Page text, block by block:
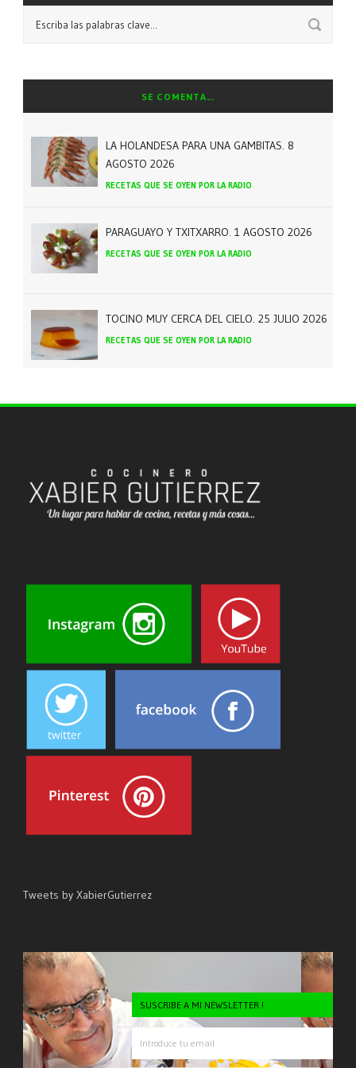
SE COMENTA…
LA HOLANDESA PARA UNA GAMBITAS. 8
AGOSTO 2026
RECETAS QUE SE OYEN POR LA RADIO
PARAGUAYO Y TXITXARRO. 1 AGOSTO 2026
RECETAS QUE SE OYEN POR LA RADIO
TOCINO MUY CERCA DEL CIELO. 25 JULIO 2026
RECETAS QUE SE OYEN POR LA RADIO
Tweets by XabierGutierrez
SUSCRIBE A MI NEWSLETTER !